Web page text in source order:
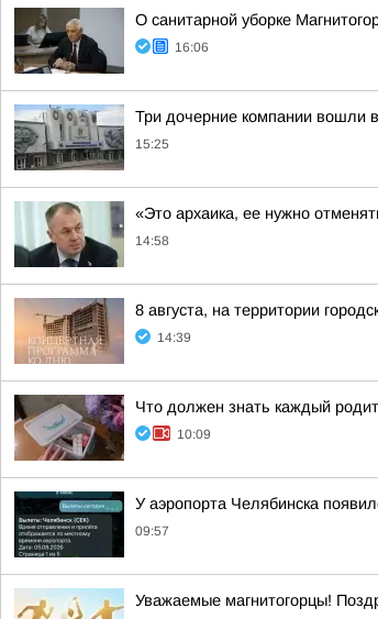
О санитарной уборке
16:06
Три дочерние компании вошли
15:25
«Это архаика, ее нужно
14:58
8 августа, на территории
14:39
Что должен знать каждый
10:09
У аэропорта Челябинска
09:57
Уважаемые магнитогорцы!